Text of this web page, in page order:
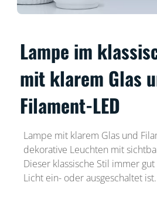
Lampe im
mit klarem Glas
Filament-LED
Lampe mit klarem Glas und
dekorative Leuchten mit
Dieser klassische Stil immer gut
Licht ein- oder ausgeschaltet ist.